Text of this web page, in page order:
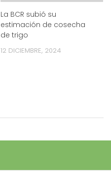
La BCR subió su
estimación de cosecha
de trigo
12 DICIEMBRE, 2024